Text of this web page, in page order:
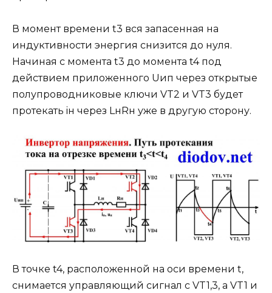
В момент времени t3 вся запасенная на
индуктивности энергия снизится до нуля.
Начиная с момента t3 до момента t4 под
действием приложенного Uип через открытые
полупроводниковые ключи VT2 и VT3 будет
протекать iн через LнRн уже в другую сторону.
В точке t4, расположенной на оси времени t,
снимается управляющий сигнал с VT1,3, а VT1 и